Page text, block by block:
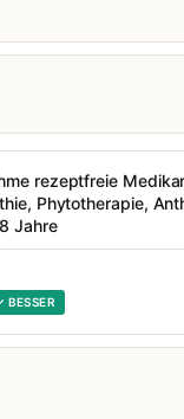
rezeptfreie
Phytotherapie,
Jahre
BESSER